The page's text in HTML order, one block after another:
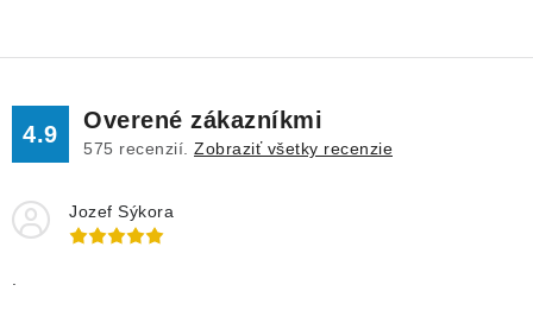
4.9
Overené zákazníkmi
575 recenzií. Zobraziť všetky recenzie
Jozef Sýkora
.